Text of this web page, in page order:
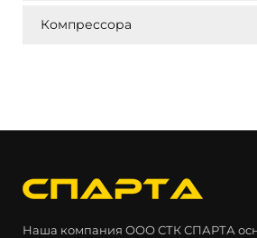
Компрессора
Наша компания ООО СТК СПАРТА